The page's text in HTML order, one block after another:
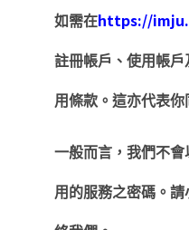
如需在https://
註冊帳戶、使用帳
用條款。這亦代表你
一般而言，我們不
用的服務之密碼。